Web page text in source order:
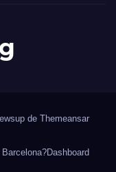
de Themeansar
Dashboard